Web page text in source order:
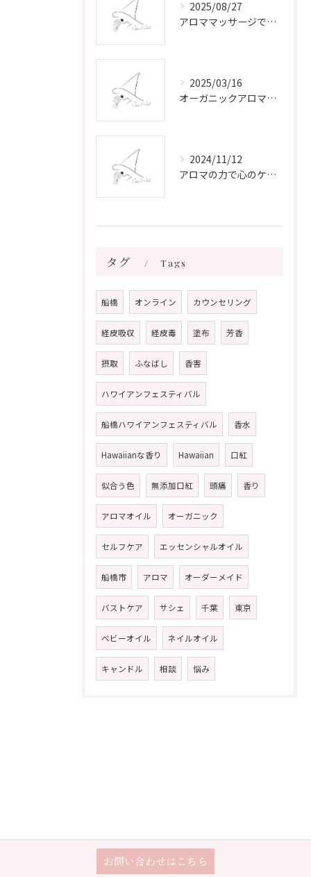
2025/08/27
アロママッサージで叶える心身リラックスと健康維持の新習慣ガイド
2025/03/16
オーガニックアロマで心と体を癒す
2024/11/12
アロマの力で心のケアをする方法
タグ Tags
船橋 オンライン カウンセリング
経皮吸収 経皮毒 塗布 芳香
摂取 ふなばし 香害
ハワイアンフェスティバル
船橋ハワイアンフェスティバル 香水
Hawaiianな香り Hawaiian 口紅
似合う色 無添加口紅 頭痛 香り
アロマオイル オーガニック
セルフケア エッセンシャルオイル
船橋市 アロマ オーダーメイド
バストケア サシェ 千葉 東京
ベビーオイル ネイルオイル
キャンドル 相談 悩み
お問い合わせはこちら